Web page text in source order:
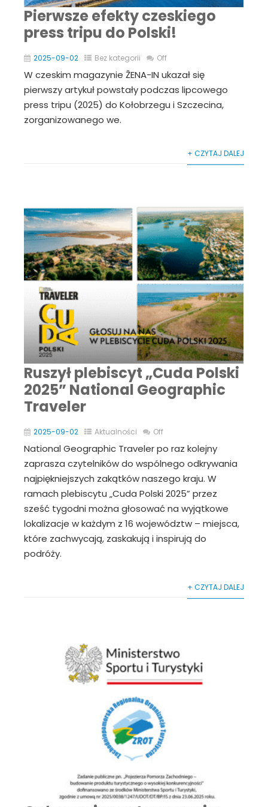
Pierwsze efekty czeskiego
press tripu do Polski!
2025-09-02 Bez kategorii Off
W czeskim magazynie ŽENA-IN ukazał się
pierwszy artykuł powstały podczas lipcowego
press tripu (2025) do Kołobrzegu i Szczecina,
zorganizowanego we.
+ CZYTAJ DALEJ
Ruszył plebiscyt „Cuda Polski
2025” National Geographic
Traveler
2025-09-02 Aktualności Off
National Geographic Traveler po raz kolejny
zaprasza czytelników do wspólnego odkrywania
najpiękniejszych zakątków naszego kraju. W
ramach plebiscytu „Cuda Polski 2025” przez
sześć tygodni można głosować na wyjątkowe
lokalizacje w każdym z 16 województw – miejsca,
które zachwycają, zaskakują i inspirują do
podróży.
+ CZYTAJ DALEJ